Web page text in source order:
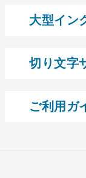
大型イン
切り文字
ご利用ガ